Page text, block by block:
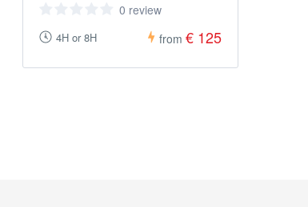
0 review
4H or 8H from € 125